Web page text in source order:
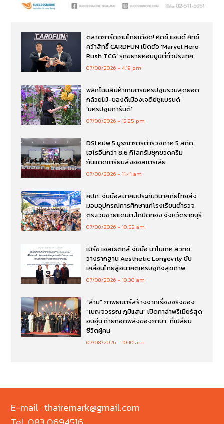
ตลาดการ์ดเกมไทยเดือด! คิดซ์ แอนด์ คิทซ์
คว้าสิทธิ์ CARDFUN เปิดตัว ‘Marvel Hero
Rush TCG’ รุกขยายคอมมูนิตี้ทั่วประเทศ
07/08/2026 4:19 pm
พลิกโฉมสินค้าเกษตรนครปฐมรวมสุดยอด
กล้วยไม้-ของดีเมืองเจดีย์ชูแบรนด์
‘นครปฐมการันตี’
07/08/2026 12:25 pm
DSI ศปพ.5 บูรณาการตำรวจภาค 5 สกัด
เฮโรอีนกว่า 8.6 กิโลกรัมซุกขวดครีม
กันแดดเตรียมส่งออสเตรเลีย
07/08/2026 11:41 am
คปภ. จับมือสมาคมประกันวินาศภัยไทยส่ง
มอบอุปกรณ์การศึกษาแก่โรงเรียนตำรวจ
ตระเวนชายแดนตะโกปิดทอง จังหวัดราชบุรี
07/08/2026 10:52 am
เมิร์ซ เอสเธติกส์ จับมือ นาโนเทค สวทช.
วางรากฐาน Aesthetic Longevity ขับ
เคลื่อนไทยสู่อนาคตเศรษฐกิจสุขภาพ
07/08/2026 10:30 am
“ล่าม” ภาพยนตร์สร้างจากเรื่องจริงของ
“เบญจวรรณ ภูมิแสน” เปิดกาล่าพรีเมียร์สุด
อบอุ่น ถ่ายทอดพลังของภาษา…ที่เปลี่ยน
ชีวิตผู้คน
07/08/2026 10:10 am
E-mail : thairemark@gmail.com